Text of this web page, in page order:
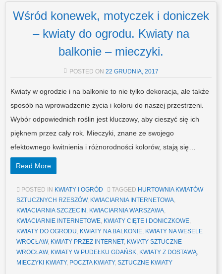
Wśród konewek, motyczek i doniczek
– kwiaty do ogrodu. Kwiaty na
balkonie – mieczyki.
POSTED ON 22 GRUDNIA, 2017
Kwiaty w ogrodzie i na balkonie to nie tylko dekoracja, ale także
sposób na wprowadzenie życia i koloru do naszej przestrzeni.
Wybór odpowiednich roślin jest kluczowy, aby cieszyć się ich
pięknem przez cały rok. Mieczyki, znane ze swojego
efektownego kwitnienia i różnorodności kolorów, stają się…
Read More
POSTED IN KWIATY I OGRÓD TAGGED HURTOWNIA KWIATÓW
SZTUCZNYCH RZESZÓW, KWIACIARNIA INTERNETOWA,
KWIACIARNIA SZCZECIN , KWIACIARNIA WARSZAWA,
KWIACIARNIE INTERNETOWE, KWIATY CIĘTE I DONICZKOWE,
KWIATY DO OGRODU, KWIATY NA BALKONIE, KWIATY NA WESELE
WROCŁAW, KWIATY PRZEZ INTERNET, KWIATY SZTUCZNE
WROCŁAW, KWIATY W PUDEŁKU GDAŃSK, KWIATY Z DOSTAWĄ,
MIECZYKI KWIATY, POCZTA KWIATY, SZTUCZNE KWIATY